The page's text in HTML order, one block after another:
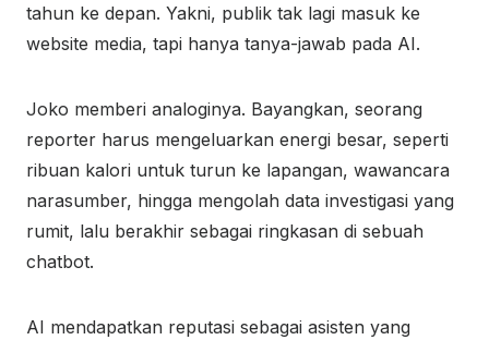
tahun ke depan. Yakni, publik tak lagi masuk ke
website media, tapi hanya tanya-jawab pada AI.
Joko memberi analoginya. Bayangkan, seorang
reporter harus mengeluarkan energi besar, seperti
ribuan kalori untuk turun ke lapangan, wawancara
narasumber, hingga mengolah data investigasi yang
rumit, lalu berakhir sebagai ringkasan di sebuah
chatbot.
AI mendapatkan reputasi sebagai asisten yang